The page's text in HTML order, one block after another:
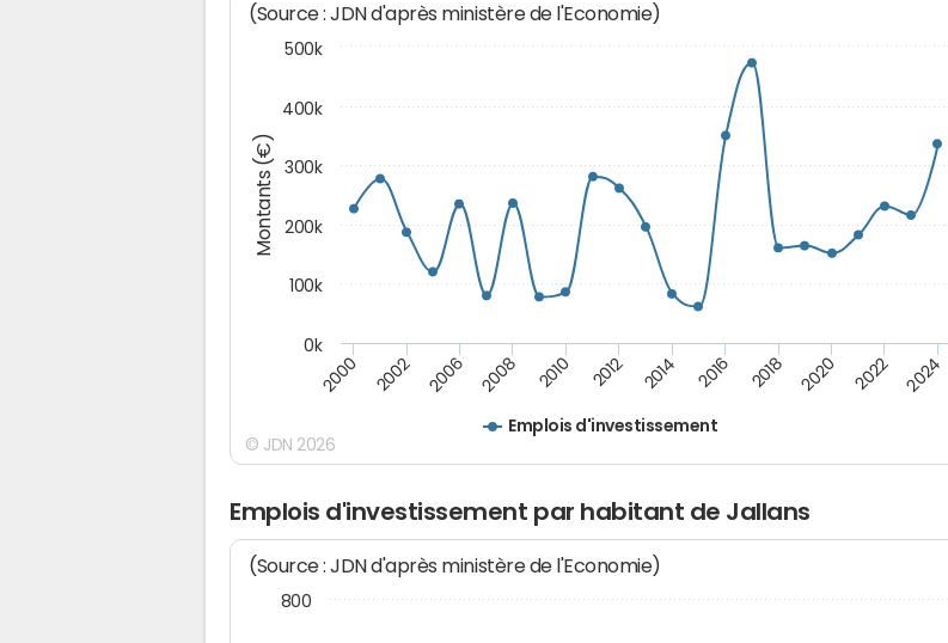
Montants (€)
(Source : JDN d'après ministère de l'Economie)
Emplois d'investissement
2000 2002 2006 2008 2010 2012 2014 2016 2018 2020 2022 2024
0k
100k
200k
300k
400k
500k
© JDN 2026
Emplois d'investissement par habitant de Jallans
(Source : JDN d'après ministère de l'Economie)
800